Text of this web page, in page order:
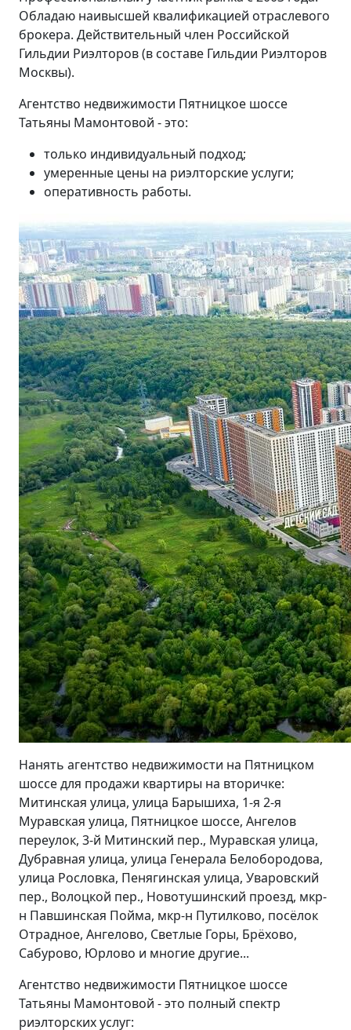
Обладаю наивысшей квалификацией отраслевого
брокера. Действительный член Российской
Гильдии Риэлторов (в составе Гильдии Риэлторов
Москвы).
Агентство недвижимости Пятницкое шоссе
Татьяны Мамонтовой - это:
только индивидуальный подход;
умеренные цены на риэлторские услуги;
оперативность работы.
Нанять агентство недвижимости на Пятницком
шоссе для продажи квартиры на вторичке:
Митинская улица, улица Барышиха, 1-я 2-я
Муравская улица, Пятницкое шоссе, Ангелов
переулок, 3-й Митинский пер., Муравская улица,
Дубравная улица, улица Генерала Белобородова,
улица Рословка, Пенягинская улица, Уваровский
пер., Волоцкой пер., Новотушинский проезд, мкр-
н Павшинская Пойма, мкр-н Путилково, посёлок
Отрадное, Ангелово, Светлые Горы, Брёхово,
Сабурово, Юрлово и многие другие...
Агентство недвижимости Пятницкое шоссе
Татьяны Мамонтовой - это полный спектр
риэлторских услуг: